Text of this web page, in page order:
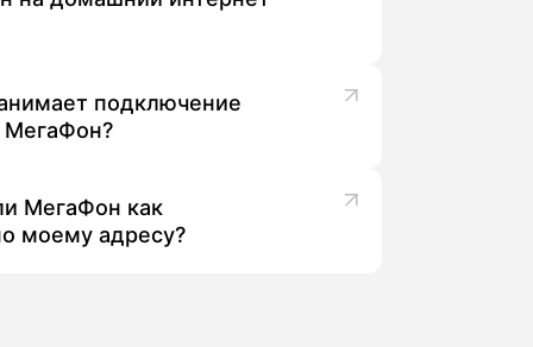
скорости и комфортной работы,
именно из Гулькевичах.
подключение
МегаФон?
МегаФон как
моему адресу?